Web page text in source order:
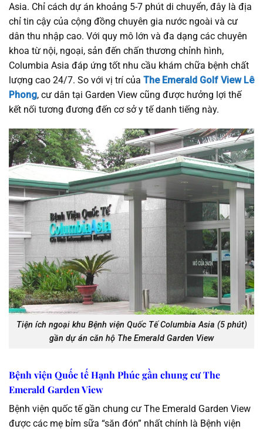
Asia. Chỉ cách dự án khoảng 5-7 phút di chuyển, đây là địa
chỉ tin cậy của cộng đồng chuyên gia nước ngoài và cư
dân thu nhập cao. Với quy mô lớn và đa dạng các chuyên
khoa từ nội, ngoại, sản đến chấn thương chỉnh hình,
Columbia Asia đáp ứng tốt nhu cầu khám chữa bệnh chất
lượng cao 24/7. So với vị trí của The Emerald Golf View Lê
Phong, cư dân tại Garden View cũng được hưởng lợi thế
kết nối tương đương đến cơ sở y tế danh tiếng này.
Tiện ích ngoại khu Bệnh viện Quốc Tế Columbia Asia (5 phút)
gần dự án căn hộ The Emerald Garden View
Bệnh viện Quốc tế Hạnh Phúc gần chung cư The
Emerald Garden View
Bệnh viện quốc tế gần chung cư The Emerald Garden View
được các mẹ bỉm sữa “săn đón” nhất chính là Bệnh viện